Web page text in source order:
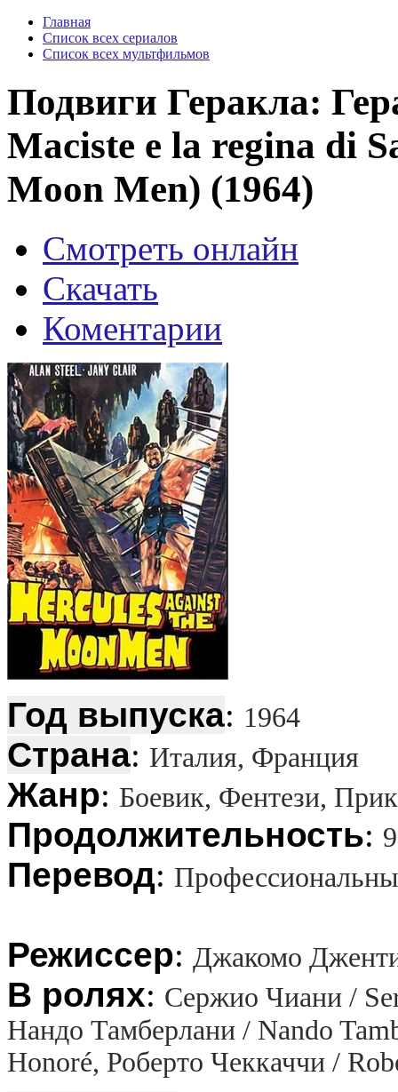
Главная
Список всех сериалов
Список всех мультфильмов
Подвиги Геракла:
Maciste e la regina di
Moon Men) (1964)
Смотреть онлайн
Скачать
Коментарии
Год выпуска: 1964
Страна: Италия, Франция
Жанр: Боевик, Фентези,
Продолжительность:
Перевод:
Режиссер: Джакомо
В ролях: Сержио Чиани /
Нандо Тамберлани / Nando
Honoré, Роберто Чеккаччи /